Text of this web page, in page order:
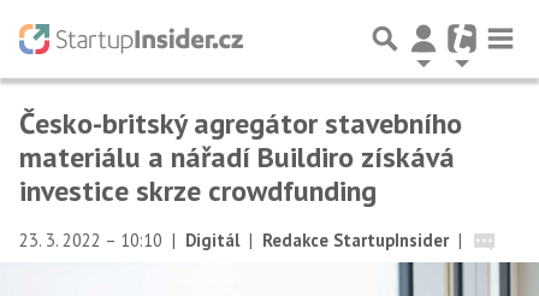
Česko-britský agregátor stavebního
materiálu a nářadí Buildiro získává
investice skrze crowdfunding
23. 3. 2022 – 10:10 | Digitál | Redakce StartupInsider |